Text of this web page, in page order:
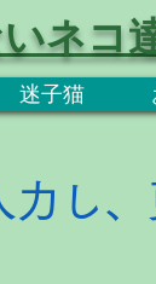
迷子猫
ネコ
し、